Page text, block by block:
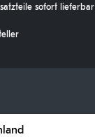
sofort lieferbar